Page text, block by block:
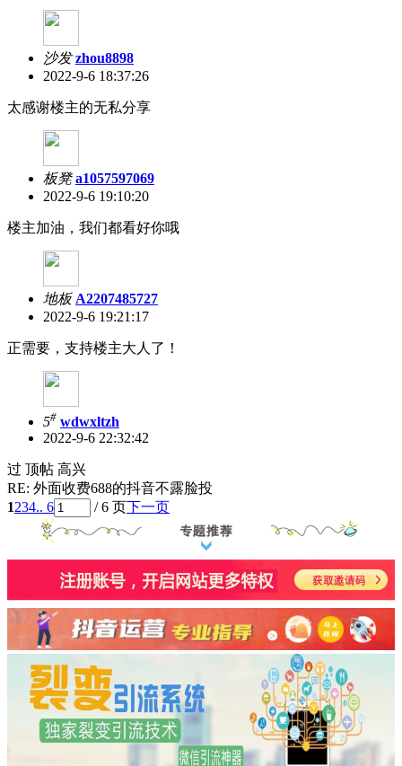
沙发 zhou8898
2022-9-6 18:37:26
太感谢楼主的无私分享
板凳 a1057597069
2022-9-6 19:10:20
楼主加油，我们都看好你哦
地板 A2207485727
2022-9-6 19:21:17
正需要，支持楼主大人了！
5# wdwxltzh
2022-9-6 22:32:42
过 顶帖 高兴
RE: 外面收费688的抖音不露脸投
1234.. 6 / 6 页下一页